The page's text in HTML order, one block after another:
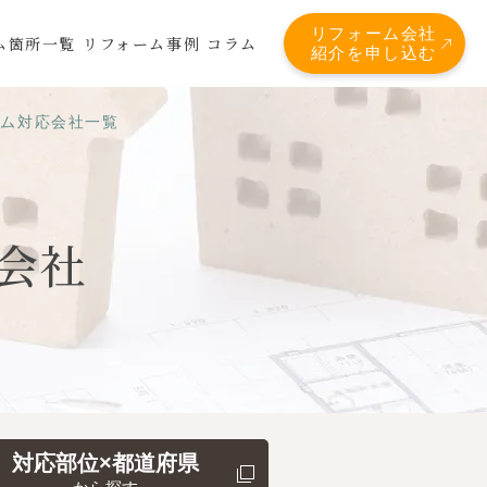
箇所一覧 リフォーム事例 コラム
リフォーム会社
紹介を申し込む
対応会社一覧
社
対応部位×都道府県